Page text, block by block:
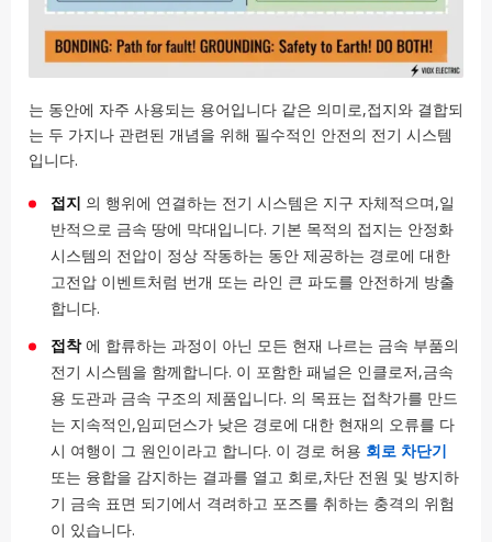
는 동안에 자주 사용되는 용어입니다 같은 의미로,접지와 결합되
는 두 가지나 관련된 개념을 위해 필수적인 안전의 전기 시스템
입니다.
접지 의 행위에 연결하는 전기 시스템은 지구 자체적으며,일
반적으로 금속 땅에 막대입니다. 기본 목적의 접지는 안정화
시스템의 전압이 정상 작동하는 동안 제공하는 경로에 대한
고전압 이벤트처럼 번개 또는 라인 큰 파도를 안전하게 방출
합니다.
접착에 합류하는 과정이 아닌 모든 현재 나르는 금속 부품의
전기 시스템을 함께합니다. 이 포함한 패널은 인클로저,금속
용 도관과 금속 구조의 제품입니다. 의 목표는 접착가를 만드
는 지속적인,임피던스가 낮은 경로에 대한 현재의 오류를 다
시 여행이 그 원인이라고 합니다. 이 경로 허용 회로 차단기
또는 융합을 감지하는 결과를 열고 회로,차단 전원 및 방지하
기 금속 표면 되기에서 격려하고 포즈를 취하는 충격의 위험
이 있습니다.